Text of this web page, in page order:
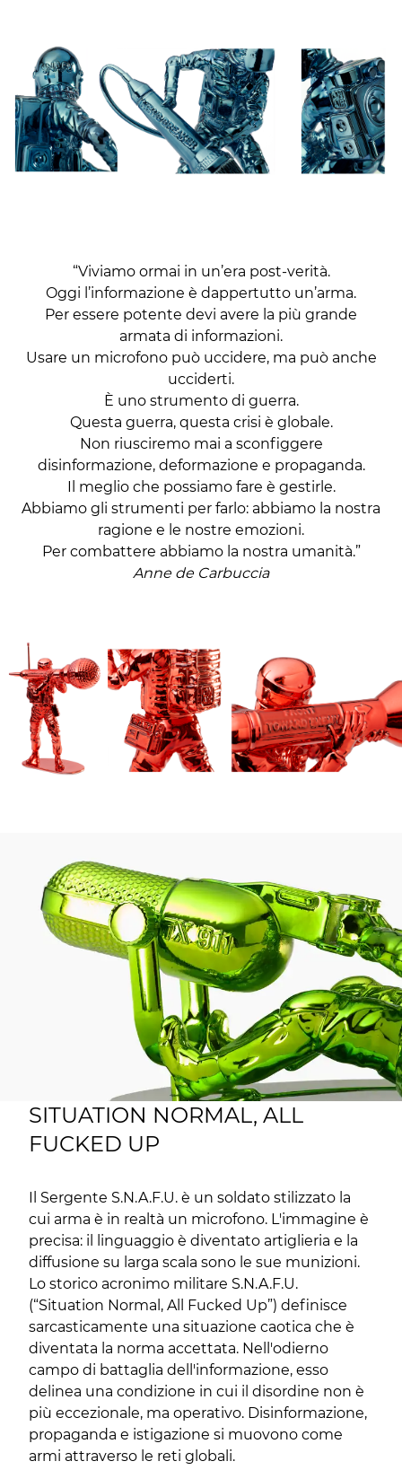
“Viviamo ormai in un’era post-verità.
Oggi l’informazione è dappertutto un’arma.
Per essere potente devi avere la più grande
armata di informazioni.
Usare un microfono può uccidere, ma può anche
ucciderti.
È uno strumento di guerra.
Questa guerra, questa crisi è globale.
Non riusciremo mai a sconfiggere
disinformazione, deformazione e propaganda.
Il meglio che possiamo fare è gestirle.
Abbiamo gli strumenti per farlo: abbiamo la nostra
ragione e le nostre emozioni.
Per combattere abbiamo la nostra umanità.”
Anne de Carbuccia
SITUATION NORMAL, ALL
FUCKED UP
Il Sergente S.N.A.F.U. è un soldato stilizzato la
cui arma è in realtà un microfono. L'immagine è
precisa: il linguaggio è diventato artiglieria e la
diffusione su larga scala sono le sue munizioni.
Lo storico acronimo militare S.N.A.F.U.
(“Situation Normal, All Fucked Up”) definisce
sarcasticamente una situazione caotica che è
diventata la norma accettata. Nell'odierno
campo di battaglia dell'informazione, esso
delinea una condizione in cui il disordine non è
più eccezionale, ma operativo. Disinformazione,
propaganda e istigazione si muovono come
armi attraverso le reti globali.